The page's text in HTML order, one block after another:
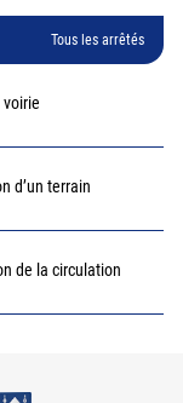
Tous les arrêtés
d’un terrain
de la circulation